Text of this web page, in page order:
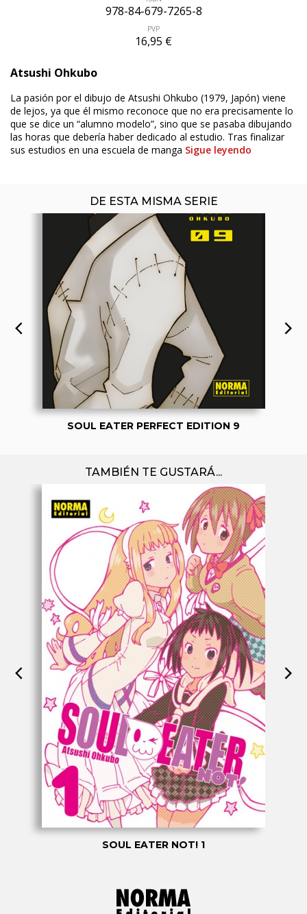
978-84-679-7265-8
PVP
16,95 €
Atsushi Ohkubo
La pasión por el dibujo de Atsushi Ohkubo (1979, Japón) viene
de lejos, ya que él mismo reconoce que no era precisamente lo
que se dice un “alumno modelo”, sino que se pasaba dibujando
las horas que debería haber dedicado al estudio. Tras finalizar
sus estudios en una escuela de manga Sigue leyendo
DE ESTA MISMA SERIE
SOUL EATER PERFECT EDITION 9
TAMBIÉN TE GUSTARÁ...
SOUL EATER NOT! 1